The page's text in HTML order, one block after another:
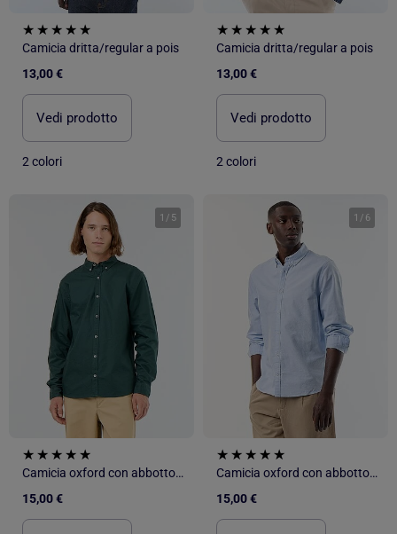
Camicia dritta/regular a pois
13,00 €
Vedi prodotto
2 colori
Camicia dritta/regular a pois
13,00 €
Vedi prodotto
2 colori
1 / 5
Camicia oxford con abbottonatura
15,00 €
1 / 6
Camicia oxford con abbottonatura
15,00 €